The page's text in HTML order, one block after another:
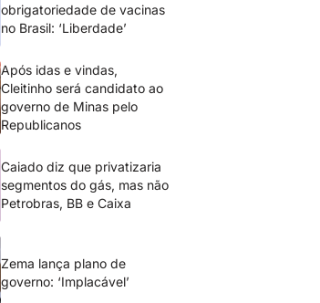
obrigatoriedade de vacinas
no Brasil: ‘Liberdade’
Após idas e vindas,
Cleitinho será candidato ao
governo de Minas pelo
Republicanos
Caiado diz que privatizaria
segmentos do gás, mas não
Petrobras, BB e Caixa
Zema lança plano de
governo: ‘Implacável’